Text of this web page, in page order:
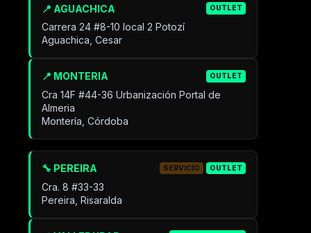
📍 AGUACHICA OUTLET
Carrera 24 #8-10 local 2 Potozí
Aguachica, Cesar
📍 MONTERIA OUTLET
Cra 14F #44-36 Urbanización Portal de
Almeria
Montería, Córdoba
🔧 PEREIRA SERVICIO OUTLET
Cra. 8 #33-33
Pereira, Risaralda